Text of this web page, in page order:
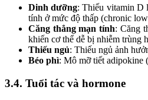
Dinh dưỡng: Thiếu vitamin D
tính ở mức độ thấp (chronic
Căng thẳng mạn tính: Căng
khiến cơ thể dễ bị nhiễm trùng
Thiếu ngủ: Thiếu ngủ ảnh
Béo phì: Mô mỡ tiết adipokine
3.4. Tuổi tác và hormone